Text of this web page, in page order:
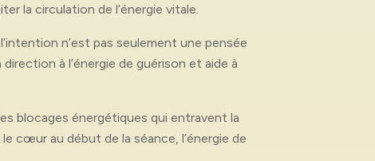
la circulation de l’énergie vitale.
n’est pas seulement une pensée
à l’énergie de guérison et aide à
blocages énergétiques qui entravent la
cœur au début de la séance, l’énergie de